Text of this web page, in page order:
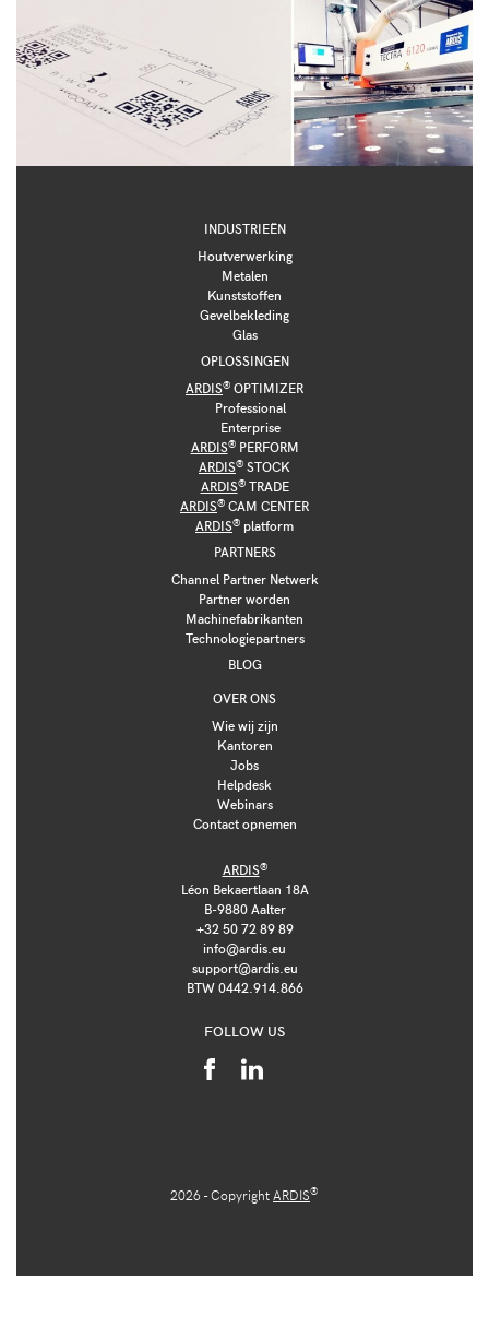
INDUSTRIEËN
Houtverwerking
Metalen
Kunststoffen
Gevelbekleding
Glas
OPLOSSINGEN
ARDIS® OPTIMIZER
Professional
Enterprise
ARDIS®PERFORM
ARDIS® STOCK
ARDIS®TRADE
ARDIS® CAM CENTER
ARDIS® platform
PARTNERS
Channel Partner Netwerk
Partner worden
Machinefabrikanten
Technologiepartners
BLOG
OVER ONS
Wie wij zijn
Kantoren
Jobs
Helpdesk
Webinars
Contact opnemen
ARDIS®
Léon Bekaertlaan 18A
B-9880 Aalter
+32 50 72 89 89
info@ardis.eu
support@ardis.eu
BTW 0442.914.866
FOLLOW US
2026 - Copyright ARDIS®